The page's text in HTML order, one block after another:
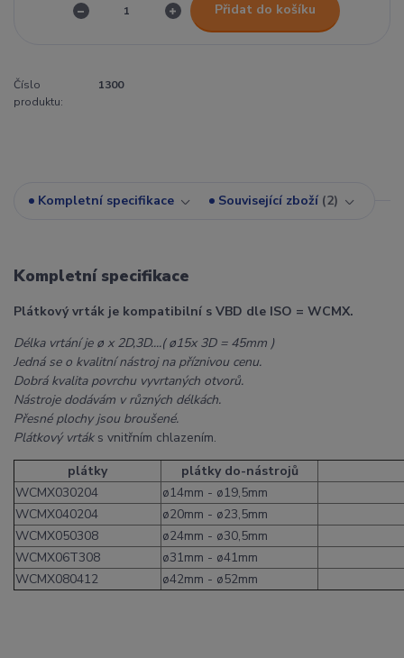
Přidat do košíku
Číslo
produktu:
1300
Kompletní specifikace Související zboží 2
Kompletní specifikace
Plátkový vrták je kompatibilní s VBD dle ISO = WCMX.
Délka vrtání je ø x 2D,3D....( ø15x 3D = 45mm )
Jedná se o kvalitní nástroj na příznivou cenu.
Dobrá kvalita povrchu vyvrtaných otvorů.
Nástroje dodávám v různých délkách.
Přesné plochy jsou broušené.
Plátkový vrtáks vnitřním chlazením.
plátky
plátky do-nástrojů
WCMX030204
ø14mm - ø19,5mm
WCMX040204
ø20mm - ø23,5mm
WCMX050308
ø24mm - ø30,5mm
WCMX06T308
ø31mm - ø41mm
WCMX080412
ø42mm - ø52mm